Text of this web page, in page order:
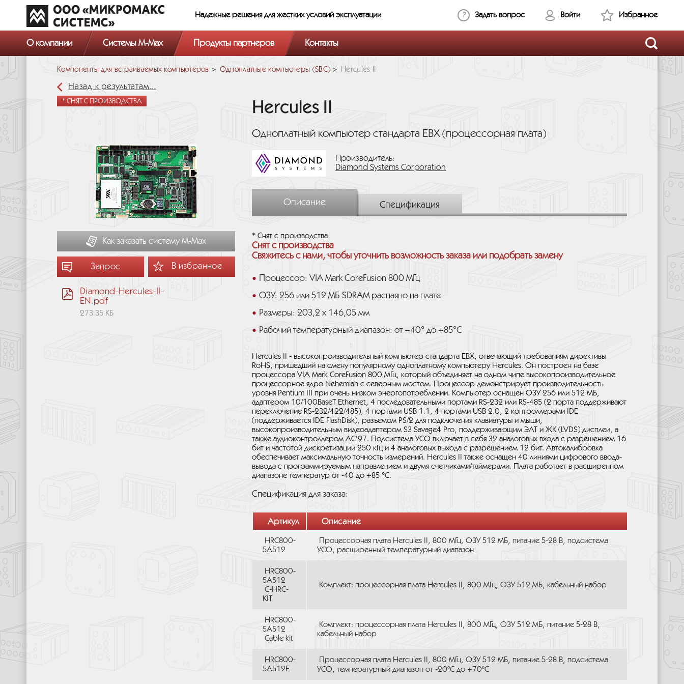
Надежные решения для жестких условий эксплуатации Задать вопрос Войти Избранное
О компании Системы M-Max Продукты партнеров Контакты
Компоненты для встраиваемых компьютеров Одноплатные компьютеры (SBC) Hercules II
Назад к результатам...
* СНЯТ С ПРОИЗВОДСТВА
Как заказать систему М-Мах
Запрос В избранное
Diamond-Hercules-II-
EN.pdf
273.35 КБ
Hercules II
Одноплатный компьютер стандарта EBX (процессорная плата)
Производитель:
Diamond Systems Corporation
Описание Спецификация
* Снят с производства
Снят с производства
Свяжитесь с нами, чтобы уточнить возможность заказа или подобрать замену
Процессор: VIA Mark CoreFusion 800 МГц
ОЗУ: 256 или 512 МБ SDRAM распаяно на плате
Размеры: 203,2 x 146,05 мм
Рабочий температурный диапазон: от –40° до +85°С
Hercules II - высокопроизводительный компьютер стандарта EBX, отвечающий требованиям директивы
RoHS, пришедший на смену популярному одноплатному компьютеру Hercules. Он построен на базе
процессора VIA Mark CoreFusion 800 МГц, который объединяет на одном чипе высокопроизводительное
процессорное ядро Nehemiah с северным мостом. Процессор демонстрирует производительность
уровня Pentium III при очень низком энергопотреблении. Компьютер оснащен ОЗУ 256 или 512 МБ,
адаптером 10/100BaseT Ethernet, 4 последовательными портами RS-232 или RS-485 (2 порта поддерживают
переключение RS-232/422/485), 4 портами USB 1.1, 4 портами USB 2.0, 2 контроллерами IDE
(поддерживается IDE FlashDisk), разъемом PS/2 для подключения клавиатуры и мыши,
высокопроизводительным видеоадаптером S3 Savage4 Pro, поддерживающим ЭЛТ и ЖК (LVDS) дисплеи, а
также аудиоконтроллером АС'97. Подсистема УСО включает в себя 32 аналоговых входа с разрешением 16
бит и частотой дискретизации 250 кГц и 4 аналоговых выхода с разрешением 12 бит. Автокалибровка
обеспечивает максимальную точность измерений. Hercules II также оснащен 40 линиями цифрового ввода-
вывода с программируемым направлением и двумя счетчиками/таймерами. Плата работает в расширенном
диапазоне температур от -40 до +85 °С.
Спецификация для заказа:
Артикул Описание
HRC800-
5A512
Процессорная плата Hercules II, 800 МГц, ОЗУ 512 МБ, питание 5-28 В, подсистема
УСО, расширенный температурный диапазон
HRC800-
5A512
C-HRC-
KIT
Комплект: процессорная плата Hercules II, 800 МГц, ОЗУ 512 МБ, кабельный набор
HRC800-
5A512
Cable kit
Комплект: процессорная плата Hercules II, 800 МГц, ОЗУ 512 МБ, питание 5-28 В,
кабельный набор
HRC800-
5A512E
Процессорная плата Hercules II, 800 МГц, ОЗУ 512 МБ, питание 5-28 В, подсистема
УСО, температурный диапазон от -20ºC до +70ºC